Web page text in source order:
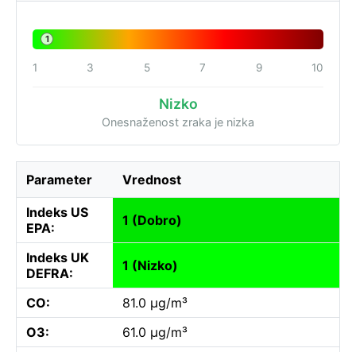
1
1 3 5 7 9 10
Nizko
Onesnaženost zraka je nizka
Parameter Vrednost
Indeks US
EPA:
1 (Dobro)
Indeks UK
DEFRA:
1 (Nizko)
CO:
81.0 µg/m³
O3:
61.0 µg/m³